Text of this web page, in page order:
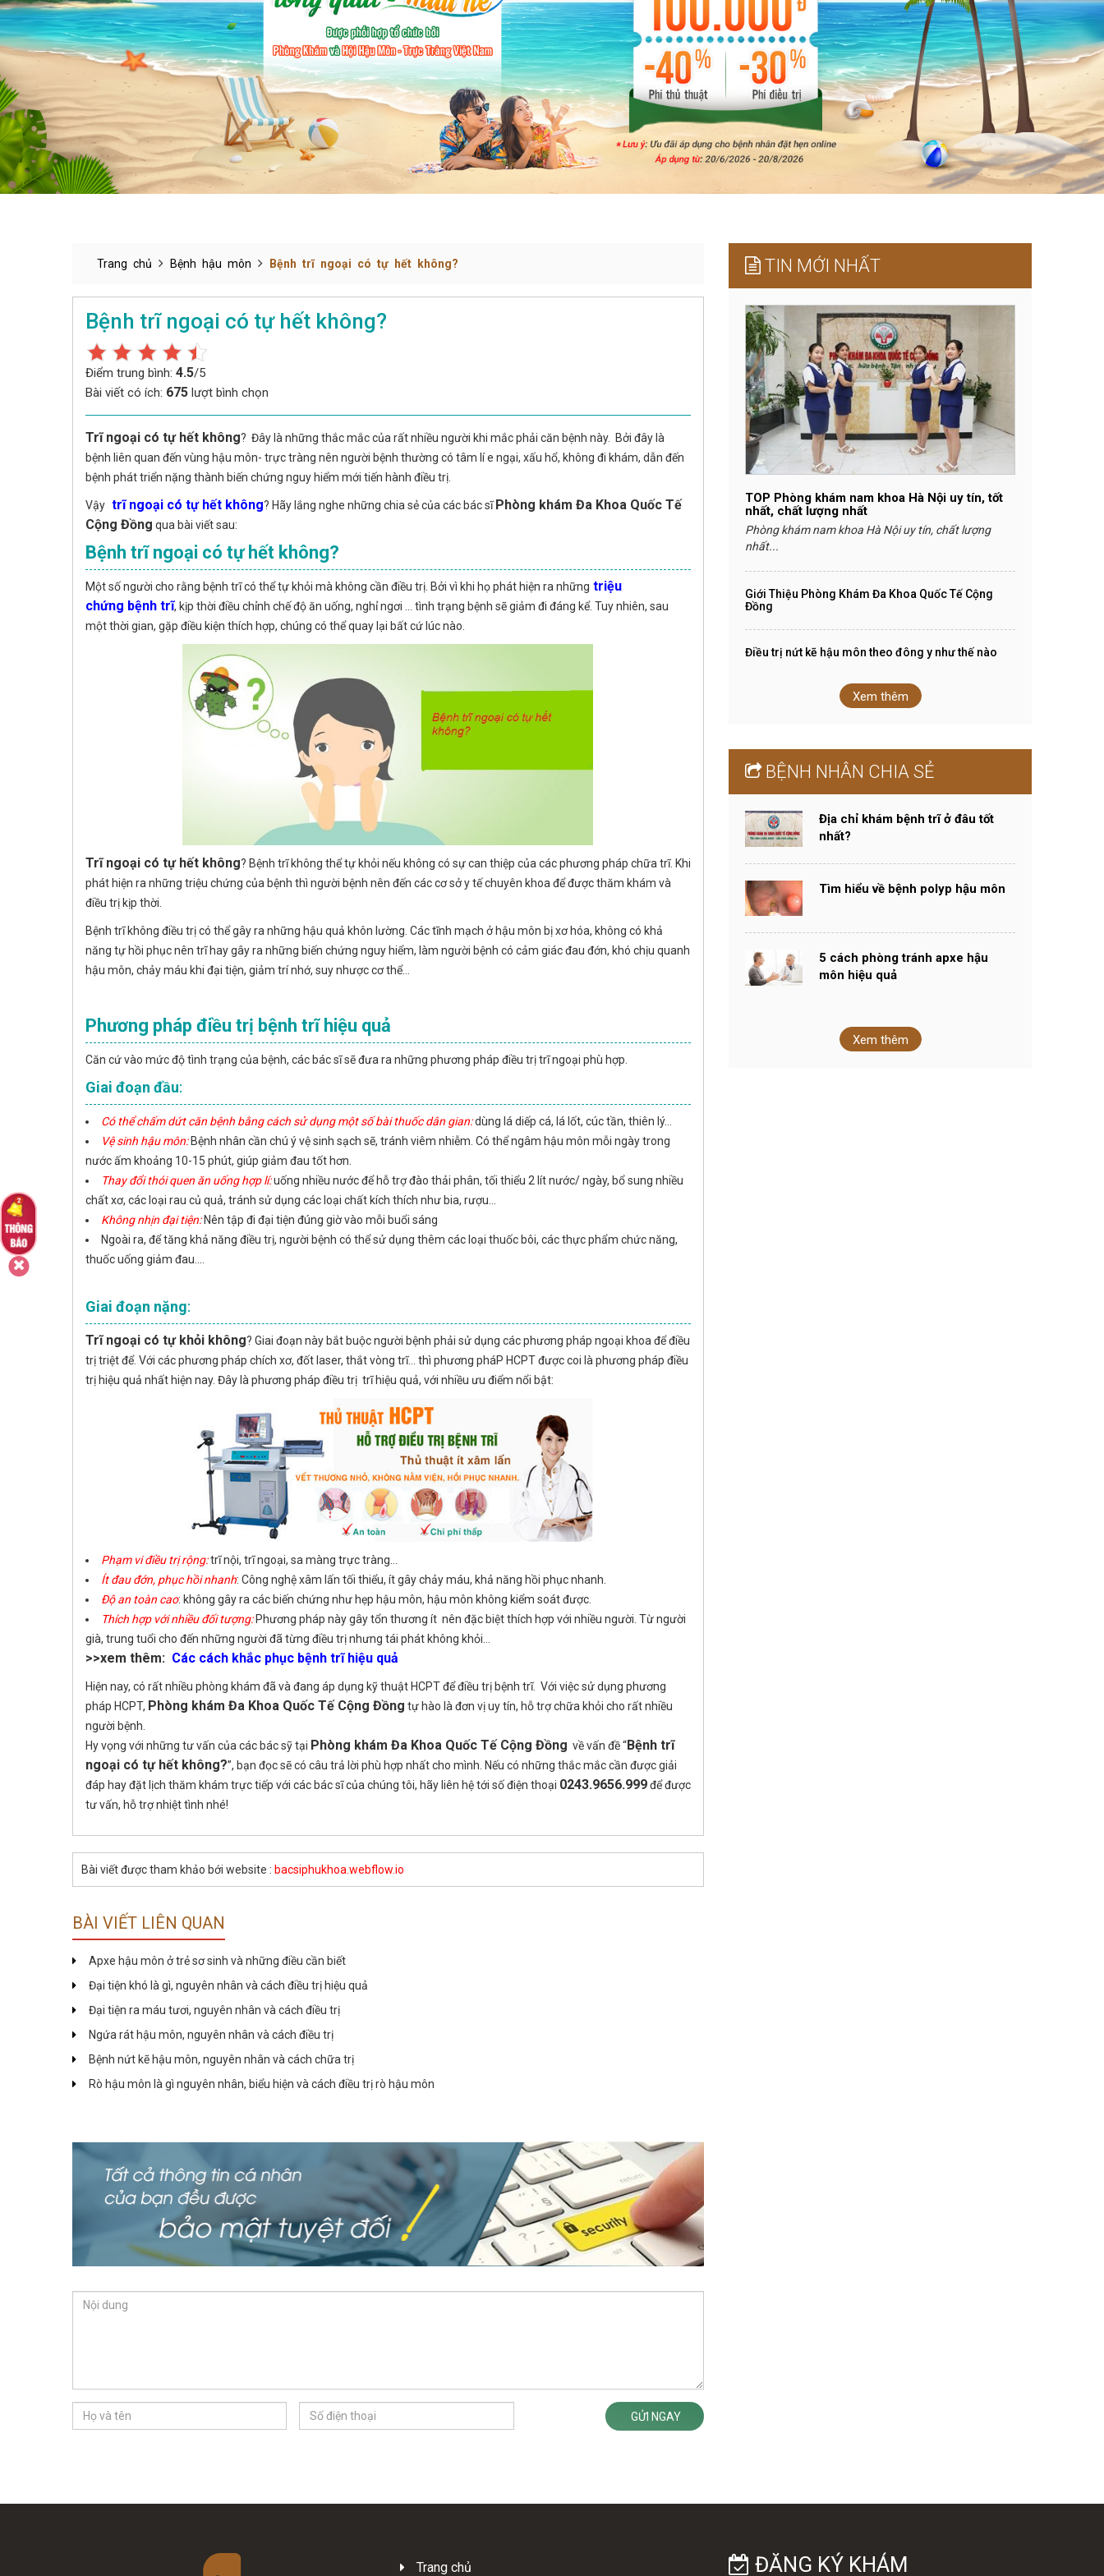
Trang chủ Bệnh hậu môn Bệnh trĩ ngoại có tự hết không?
Bệnh trĩ ngoại có tự hết không?
Điểm trung bình: 4.5/5
Bài viết có ích: 675lượt bình chọn
Trĩ ngoại có tự hết không? Đây là những thắc mắc của rất nhiều người khi mắc phải căn bệnh này. Bởi đây là
bệnh liên quan đến vùng hậu môn- trực tràng nên người bệnh thường có tâm lí e ngại, xấu hổ, không đi khám, dẫn đến
bệnh phát triển nặng thành biến chứng nguy hiểm mới tiến hành điều trị.
Vậy trĩ ngoại có tự hết không? Hãy lắng nghe những chia sẻ của các bác sĩPhòng khám Đa Khoa Quốc Tế
Cộng Đồng qua bài viết sau:
Bệnh trĩ ngoại có tự hết không?
Một số người cho rằng bệnh trĩ có thể tự khỏi mà không cần điều trị. Bởi vì khi họ phát hiện ra những triệu
chứng bệnh trĩ, kịp thời điều chỉnh chế độ ăn uống, nghỉ ngơi ... tình trạng bệnh sẽ giảm đi đáng kể. Tuy nhiên, sau
một thời gian, gặp điều kiện thích hợp, chúng có thể quay lại bất cứ lúc nào.
Trĩ ngoại có tự hết không? Bệnh trĩ không thể tự khỏi nếu không có sự can thiệp của các phương pháp chữa trĩ. Khi
phát hiện ra những triệu chứng của bệnh thì người bệnh nên đến các cơ sở y tế chuyên khoa để được thăm khám và
điều trị kịp thời.
Bệnh trĩ không điều trị có thể gây ra những hậu quả khôn lường. Các tĩnh mạch ở hậu môn bị xơ hóa, không có khả
năng tự hồi phục nên trĩ hay gây ra những biến chứng nguy hiểm, làm người bệnh có cảm giác đau đớn, khó chịu quanh
hậu môn, chảy máu khi đại tiện, giảm trí nhớ, suy nhược cơ thể…
Phương pháp điều trị bệnh trĩ hiệu quả
Căn cứ vào mức độ tình trạng của bệnh, các bác sĩ sẽ đưa ra những phương pháp điều trị trĩ ngoại phù hợp.
Giai đoạn đầu:
Có thể chấm dứt căn bệnh bằng cách sử dụng một số bài thuốc dân gian:dùng lá diếp cá, lá lốt, cúc tần, thiên lý…
Vệ sinh hậu môn: Bệnh nhân cần chú ý vệ sinh sạch sẽ, tránh viêm nhiễm. Có thể ngâm hậu môn mỗi ngày trong
nước ấm khoảng 10-15 phút, giúp giảm đau tốt hơn.
Thay đổi thói quen ăn uống hợp lí:uống nhiều nước để hỗ trợ đào thải phân, tối thiểu 2 lít nước/ ngày, bổ sung nhiều
chất xơ, các loại rau củ quả, tránh sử dụng các loại chất kích thích như bia, rượu…
Không nhịn đại tiện:Nên tập đi đại tiện đúng giờ vào mỗi buổi sáng
Ngoài ra, để tăng khả năng điều trị, người bệnh có thể sử dụng thêm các loại thuốc bôi, các thực phẩm chức năng,
thuốc uống giảm đau….
Giai đoạn nặng:
Trĩ ngoại có tự khỏi không? Giai đoạn này bắt buộc người bệnh phải sử dụng các phương pháp ngoại khoa để điều
trị triệt để. Với các phương pháp chích xơ, đốt laser, thắt vòng trĩ… thì phương pháP HCPT được coi là phương pháp điều
trị hiệu quả nhất hiện nay. Đây là phương pháp điều trị trĩ hiệu quả, với nhiều ưu điểm nổi bật:
Phạm vi điều trị rộng:trĩ nội, trĩ ngoại, sa màng trực tràng…
Ít đau đớn, phục hồi nhanh: Công nghệ xâm lấn tối thiểu, ít gây chảy máu, khả năng hồi phục nhanh.
Độ an toàn cao: không gây ra các biến chứng như hẹp hậu môn, hậu môn không kiểm soát được.
Thích hợp với nhiều đối tượng: Phương pháp này gây tổn thương ít nên đặc biệt thích hợp với nhiều người. Từ người
già, trung tuổi cho đến những người đã từng điều trị nhưng tái phát không khỏi…
>>xem thêm: Các cách khắc phục bệnh trĩ hiệu quả
Hiện nay, có rất nhiều phòng khám đã và đang áp dụng kỹ thuật HCPT để điều trị bệnh trĩ. Với việc sử dụng phương
pháp HCPT, Phòng khám Đa Khoa Quốc Tế Cộng Đồng tự hào là đơn vị uy tín, hỗ trợ chữa khỏi cho rất nhiều
người bệnh.
Hy vọng với những tư vấn của các bác sỹ tại Phòng khám Đa Khoa Quốc Tế Cộng Đồng về vấn đề “Bệnh trĩ
ngoại có tự hết không?”, bạn đọc sẽ có câu trả lời phù hợp nhất cho mình. Nếu có những thắc mắc cần được giải
đáp hay đặt lịch thăm khám trực tiếp với các bác sĩ của chúng tôi, hãy liên hệ tới số điện thoại 0243.9656.999để được
tư vấn, hỗ trợ nhiệt tình nhé!
Bài viết được tham khảo bới website : bacsiphukhoa.webflow.io
BÀI VIẾT LIÊN QUAN
Apxe hậu môn ở trẻ sơ sinh và những điều cần biết
Đại tiện khó là gì, nguyên nhân và cách điều trị hiệu quả
​​​​​​​Đại tiện ra máu tươi, nguyên nhân và cách điều trị
Ngứa rát hậu môn, nguyên nhân và cách điều trị
Bệnh nứt kẽ hậu môn, nguyên nhân và cách chữa trị
Rò hậu môn là gì nguyên nhân, biểu hiện và cách điều trị rò hậu môn
GỬI NGAY
TIN MỚI NHẤT
TOP Phòng khám nam khoa Hà Nội uy tín, tốt
nhất, chất lượng nhất
Phòng khám nam khoa Hà Nội uy tín, chất lượng
nhất...
Giới Thiệu Phòng Khám Đa Khoa Quốc Tế Cộng
Đồng
Điều trị nứt kẽ hậu môn theo đông y như thế nào
Xem thêm
BỆNH NHÂN CHIA SẺ
Địa chỉ khám bệnh trĩ ở đâu tốt
nhất?
Tìm hiểu về bệnh polyp hậu môn
5 cách phòng tránh apxe hậu
môn hiệu quả
Xem thêm
Trang chủ ĐĂNG KÝ KHÁM